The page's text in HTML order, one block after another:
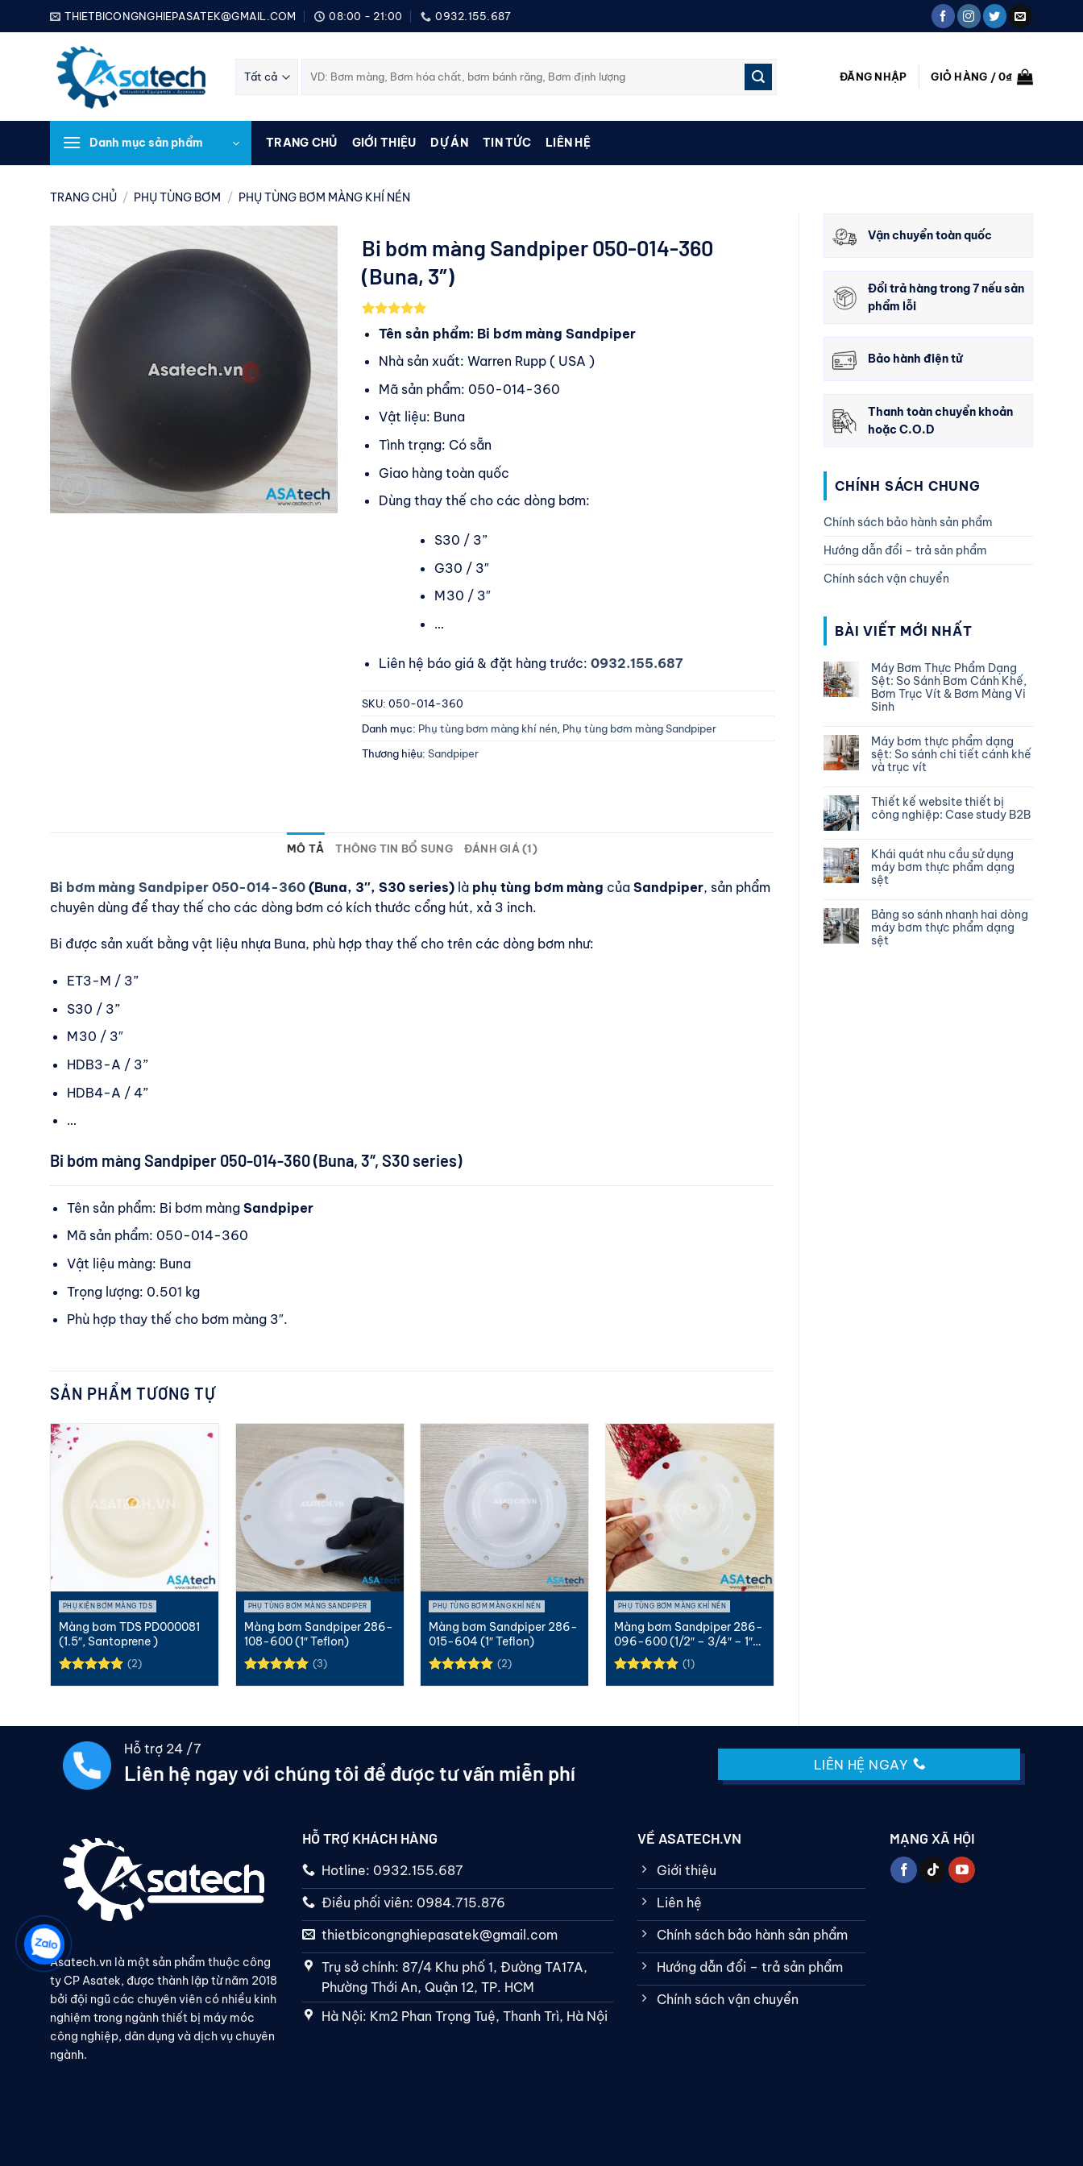
qua
THIETBICONGNGHIEPASATEK@GMAIL.COM 08:00 - 21:00 0932.155.687
kiếm:
ĐĂNG NHẬP GIỎ HÀNG /0₫
Danh mục sản phẩm TRANG CHỦ GIỚI THIỆU DỰ ÁN TIN TỨC LIÊN HỆ
TRANG CHỦ / PHỤ TÙNG BƠM / PHỤ TÙNG BƠM MÀNG KHÍ NÉN
Vận chuyển toàn quốc
Đổi trả hàng trong 7 nếu sản
phẩm lỗi
Bảo hành điện tử
Thanh toàn chuyển khoản
hoặc C.O.D
CHÍNH SÁCH CHUNG
Chính sách bảo hành sản phẩm
Hướng dẫn đổi – trả sản phẩm
Chính sách vận chuyển
BÀI VIẾT MỚI NHẤT
Máy Bơm Thực Phẩm Dạng
Sệt: So Sánh Bơm Cánh Khế,
Bơm Trục Vít & Bơm Màng Vi
Sinh
Máy bơm thực phẩm dạng
sệt: So sánh chi tiết cánh khế
và trục vít
Thiết kế website thiết bị
công nghiệp: Case study B2B
Khái quát nhu cầu sử dụng
máy bơm thực phẩm dạng
sệt
Bảng so sánh nhanh hai dòng
máy bơm thực phẩm dạng
sệt
Bi bơm màng Sandpiper 050-014-360
(Buna, 3″)
5.00trên 5
dựa trên
đánh giá
Tên sản phẩm: Bi bơm màng Sandpiper
Nhà sản xuất: Warren Rupp ( USA )
Mã sản phẩm: 050-014-360
Vật liệu: Buna
Tình trạng: Có sẵn
Giao hàng toàn quốc
Dùng thay thế cho các dòng bơm:
S30 / 3”
G30 / 3″
M30 / 3″
…
Liên hệ báo giá & đặt hàng trước: 0932.155.687
SKU:050-014-360
Danh mục: Phụ tùng bơm màng khí nén Phụ tùng bơm màng Sandpiper
Thương hiệu:Sandpiper
MÔ TẢ THÔNG TIN BỔ SUNG ĐÁNH GIÁ (1)
Bi bơm màng Sandpiper 050-014-360 (Buna, 3″, S30 series) là phụ tùng bơm màng của Sandpiper, sản phẩm
chuyên dùng để thay thế cho các dòng bơm có kích thước cổng hút, xả 3 inch.
Bi được sản xuất bằng vật liệu nhựa Buna, phù hợp thay thế cho trên các dòng bơm như:
ET3-M / 3”
S30 / 3”
M30 / 3″
HDB3-A / 3”
HDB4-A / 4”
…
Bi bơm màng Sandpiper 050-014-360 (Buna, 3″, S30 series)
Tên sản phẩm: Bi bơm màng Sandpiper
Mã sản phẩm: 050-014-360
Vật liệu màng: Buna
Trọng lượng: 0.501 kg
Phù hợp thay thế cho bơm màng 3″.
SẢN PHẨM TƯƠNG TỰ
PHỤ KIỆN BƠM MÀNG TDS
Màng bơm TDS PD000081
(1.5″, Santoprene )
(2)
PHỤ TÙNG BƠM MÀNG SANDPIPER
Màng bơm Sandpiper 286-
108-600 (1″ Teflon)
(3)
PHỤ TÙNG BƠM MÀNG KHÍ NÉN
Màng bơm Sandpiper 286-
015-604 (1″ Teflon)
(2)
PHỤ TÙNG BƠM MÀNG KHÍ NÉN
Màng bơm Sandpiper 286-
096-600 (1/2″ – 3/4″ – 1″
Teflon)
(1)
Hỗ trợ 24 /7
Liên hệ ngay với chúng tôi để được tư vấn miễn phí LIÊN HỆ NGAY
Asatech.vn là một sản phẩm thuộc công
ty CP Asatek, được thành lập từ năm 2018
bởi đội ngũ các chuyên viên có nhiều kinh
nghiệm trong ngành thiết bị máy móc
công nghiệp, dân dụng và dịch vụ chuyên
ngành.
HỖ TRỢ KHÁCH HÀNG
Hotline: 0932.155.687
Điều phối viên: 0984.715.876
thietbicongnghiepasatek@gmail.com
Trụ sở chính: 87/4 Khu phố 1, Đường TA17A,
Phường Thới An, Quận 12, TP. HCM
Hà Nội: Km2 Phan Trọng Tuệ, Thanh Trì, Hà Nội
VỀ ASATECH.VN
Giới thiệu
Liên hệ
Chính sách bảo hành sản phẩm
Hướng dẫn đổi – trả sản phẩm
Chính sách vận chuyển
MẠNG XÃ HỘI